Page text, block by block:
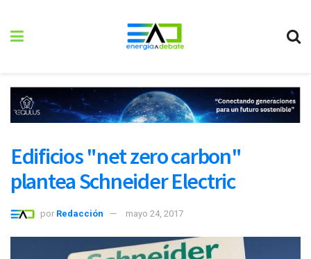
Edificios "net zero carbon"
plantea Schneider Electric
por Redacción mayo 24, 2017